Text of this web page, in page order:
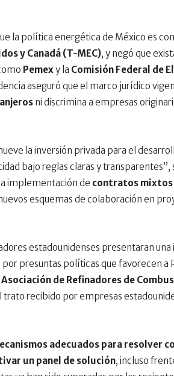
la política energética de México es
y Canadá (T-MEC), y negó que
Pemexy la Comisión Federal de
aseguró que el marco jurídico
ni discrimina a empresas
la inversión privada para el
bajo reglas claras y transparentes”,
implementación de contratos mixtos
esquemas de colaboración en
estadounidenses presentaran una
presuntas políticas que favorecen a
Asociación de Refinadores de
trato recibido por empresas
adecuados para resolver
un panel de solución, incluso